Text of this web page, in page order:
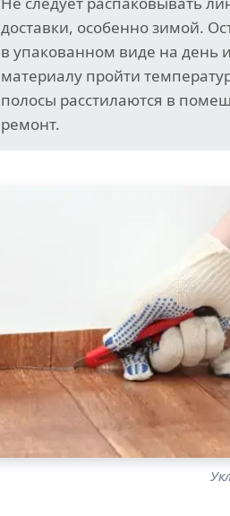
доставки, особенно зимой.
в упакованном виде на день
материалу пройти
полосы расстилаются в
ремонт.